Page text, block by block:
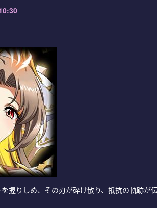
握りしめ、その刃が砕け散り、抵抗の軌跡が